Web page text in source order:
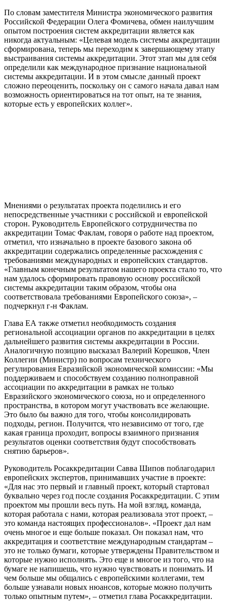
По словам заместителя Министра экономического развития
Российской Федерации Олега Фомичева, обмен наилучшим
опытом построения систем аккредитации является как
никогда актуальным: «Целевая модель системы аккредитации
сформирована, теперь мы переходим к завершающему этапу
выстраивания системы аккредитации. Этот этап мы для себя
определили как международное признание национальной
системы аккредитации. И в этом смысле данный проект
сложно переоценить, поскольку он с самого начала давал нам
возможность ориентироваться на тот опыт, на те знания,
которые есть у европейских коллег».
Мнениями о результатах проекта поделились и его
непосредственные участники с российской и европейской
сторон. Руководитель Европейского сотрудничества по
аккредитации Томас Факлам, говоря о работе над проектом,
отметил, что изначально в проекте базового закона об
аккредитации содержались определенные расхождения с
требованиями международных и европейских стандартов.
«Главным конечным результатом нашего проекта стало то, что
нам удалось сформировать правовую основу российской
системы аккредитации таким образом, чтобы она
соответствовала требованиями Европейского союза», –
подчеркнул г-н Факлам.
Глава ЕА также отметил необходимость создания
региональной ассоциации органов по аккредитации в целях
дальнейшего развития системы аккредитации в России.
Аналогичную позицию высказал Валерий Корешков, Член
Коллегии (Министр) по вопросам технического
регулирования Евразийской экономической комиссии: «Мы
поддерживаем и способствуем созданию полноправной
ассоциации по аккредитации в рамках не только
Евразийского экономического союза, но и определенного
пространства, в котором могут участвовать все желающие.
Это было бы важно для того, чтобы консолидировать
подходы, регион. Получится, что независимо от того, где
какая граница проходит, вопросы взаимного признания
результатов оценки соответствия будут способствовать
снятию барьеров».
Руководитель Росаккредитации Савва Шипов поблагодарил
европейских экспертов, принимавших участие в проекте:
«Для нас это первый и главный проект, который стартовал
буквально через год после создания Росаккредитации. С этим
проектом мы прошли весь путь. На мой взгляд, команда,
которая работала с нами, которая реализовала этот проект, –
это команда настоящих профессионалов». «Проект дал нам
очень многое и еще больше показал. Он показал нам, что
аккредитация и соответствие международным стандартам –
это не только бумаги, которые утверждены Правительством и
которые нужно исполнять. Это еще и многое из того, что на
бумаге не напишешь, что нужно чувствовать и понимать. И
чем больше мы общались с европейскими коллегами, тем
больше узнавали новых нюансов, которые можно получить
только опытным путем», – отметил глава Росаккредитации.